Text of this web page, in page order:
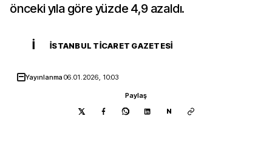
önceki yıla göre yüzde 4,9 azaldı.
İ İSTANBUL TICARET GAZETESI
Yayınlanma06.01.2026, 10:03
Paylaş
N